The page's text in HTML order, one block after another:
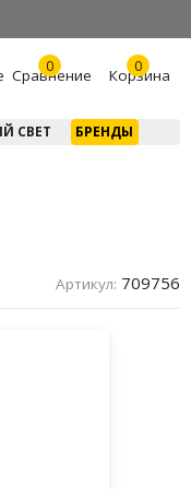
0
Сравнение 0
Корзина
СВЕТ БРЕНДЫ
Артикул: 709756